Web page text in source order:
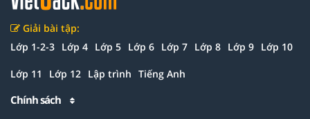
Giải bài tập:
Lớp 1-2-3 Lớp 4 Lớp 5 Lớp 6 Lớp 7 Lớp 8 Lớp 9 Lớp 10
Lớp 11 Lớp 12 Lập trình Tiếng Anh
Chính sách